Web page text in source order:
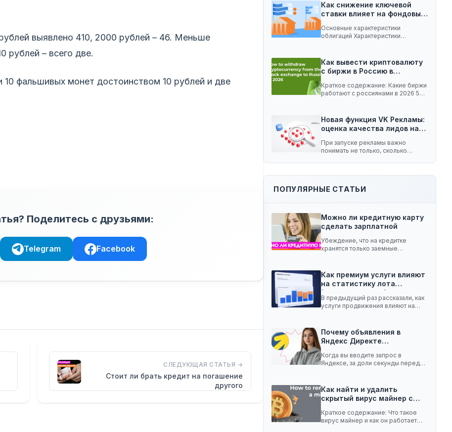
выявлено 410, 2000 рублей – 46. Меньше
рублей – всего две.
фальшивых монет достоинством 10 рублей и две
Поделитесь с друзьями:
Telegram Facebook
СЛЕДУЮЩАЯ СТАТЬЯ →
Стоит ли брать кредит на погашение
другого
Как снижение ключевой
ставки влияет на фондовый
Основные характеристики
облигаций Характеристики
ключевой…
Как вывести криптовалюту
с биржи в Россию в…
Краткое содержание: Какие биржи
работают с россиянами в 2026 5
Новая функция VK Рекламы:
оценка качества лидов на…
При запуске рекламы важно
понимать не только, сколько
ПОПУЛЯРНЫЕ СТАТЬИ
Можно ли кредитную карту
сделать зарплатной
Убеждение, что на кредитке
хранятся только заемные
Как премиум услуги влияют
на статистику лота
(телеграм-канал)
В предыдущий раз рассказали, как
услуги продвижения влияют на
Почему объявления в
Яндекс Директе
Когда вы вводите запрос в
Яндексе, за доли секунды перед
Как найти и удалить
скрытый вирус майнер с…
Краткое содержание: Что такое
вирус майнер и как он работает